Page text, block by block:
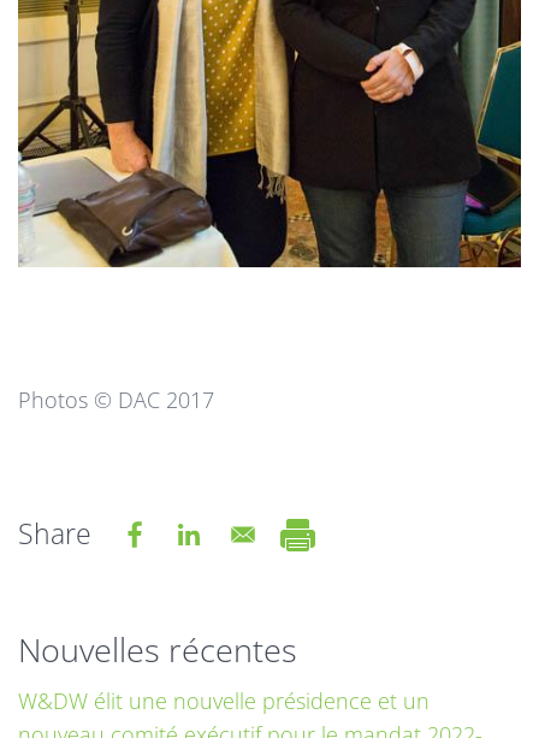
Photos © DAC 2017
Share
Nouvelles récentes
W&DW élit une nouvelle présidence et un